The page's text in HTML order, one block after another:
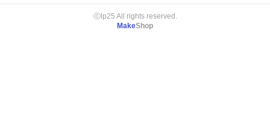
ⓒlp25 All rights reserved.
MakeShop